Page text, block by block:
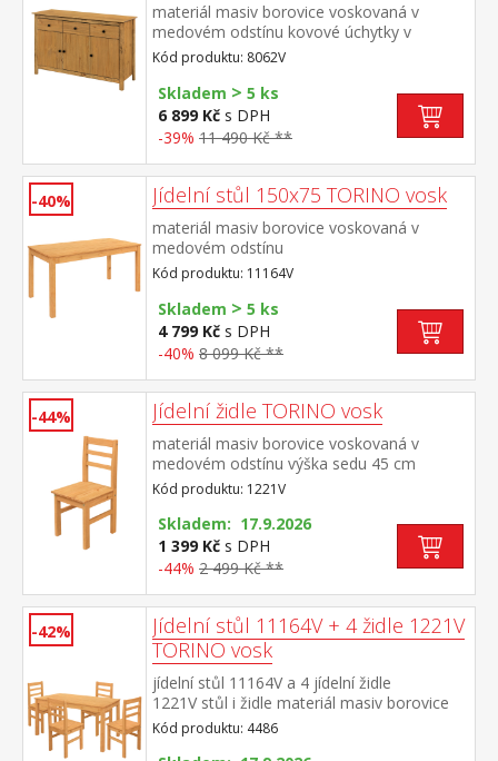
materiál masiv borovice voskovaná v
medovém odstínu kovové úchytky v
barevném provedení černěná mosaz 3
dveře, 3 zásuvky s kovovými pojezdy
vhodný doplněk nástavec TORINO 8063V
Kód produktu: 8062V
Skladem > 5 ks
6 899 Kč s DPH
-39% 11 490 Kč **
-40% Jídelní stůl 150x75 TORINO vosk
materiál masiv borovice voskovaná v
medovém odstínu
Kód produktu: 11164V
Skladem > 5 ks
4 799 Kč s DPH
-40% 8 099 Kč **
-44% Jídelní židle TORINO vosk
materiál masiv borovice voskovaná v
medovém odstínu výška sedu 45 cm
Kód produktu: 1221V
Skladem: 17.9.2026
1 399 Kč s DPH
-44% 2 499 Kč **
-42%
Jídelní stůl 11164V + 4 židle 1221V
TORINO vosk
jídelní stůl 11164V a 4 jídelní židle
1221V stůl i židle materiál masiv borovice
voskovaná v medovém odstínu výška sedu
židle 45 cm rozměr stolu (š/h/v): 150 × 75 ×
Kód produktu: 4486